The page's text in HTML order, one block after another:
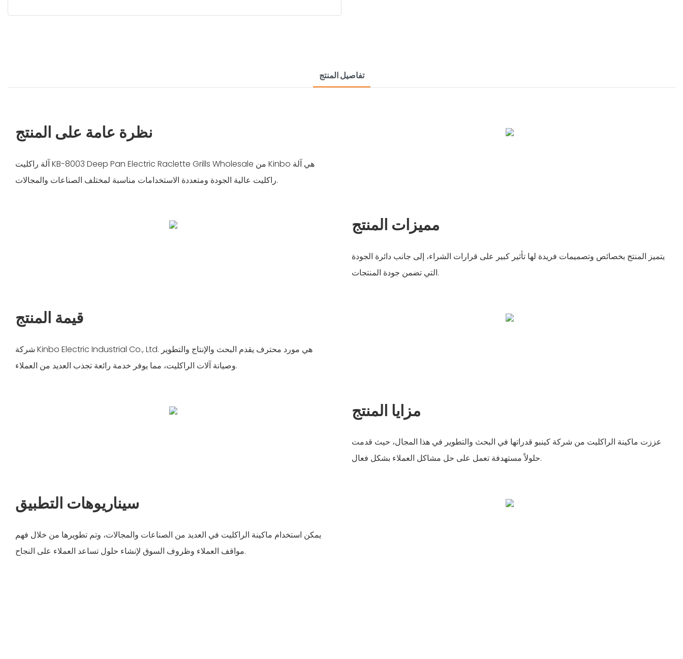
تفاصيل المنتج
نظرة عامة على المنتج
آلة راكليت KB-8003 Deep Pan Electric Raclette Grills Wholesale من Kinbo هي آلة
راكليت عالية الجودة ومتعددة الاستخدامات مناسبة لمختلف الصناعات والمجالات.
مميزات المنتج
يتميز المنتج بخصائص وتصميمات فريدة لها تأثير كبير على قرارات الشراء، إلى جانب دائرة الجودة
التي تضمن جودة المنتجات.
قيمة المنتج
شركة Kinbo Electric Industrial Co., Ltd. هي مورد محترف يقدم البحث والإنتاج والتطوير
وصيانة آلات الراكليت، مما يوفر خدمة رائعة تجذب العديد من العملاء.
مزايا المنتج
عززت ماكينة الراكليت من شركة كينبو قدراتها في البحث والتطوير في هذا المجال، حيث قدمت
حلولاً مستهدفة تعمل على حل مشاكل العملاء بشكل فعال.
سيناريوهات التطبيق
يمكن استخدام ماكينة الراكليت في العديد من الصناعات والمجالات، وتم تطويرها من خلال فهم
مواقف العملاء وظروف السوق لإنشاء حلول تساعد العملاء على النجاح.